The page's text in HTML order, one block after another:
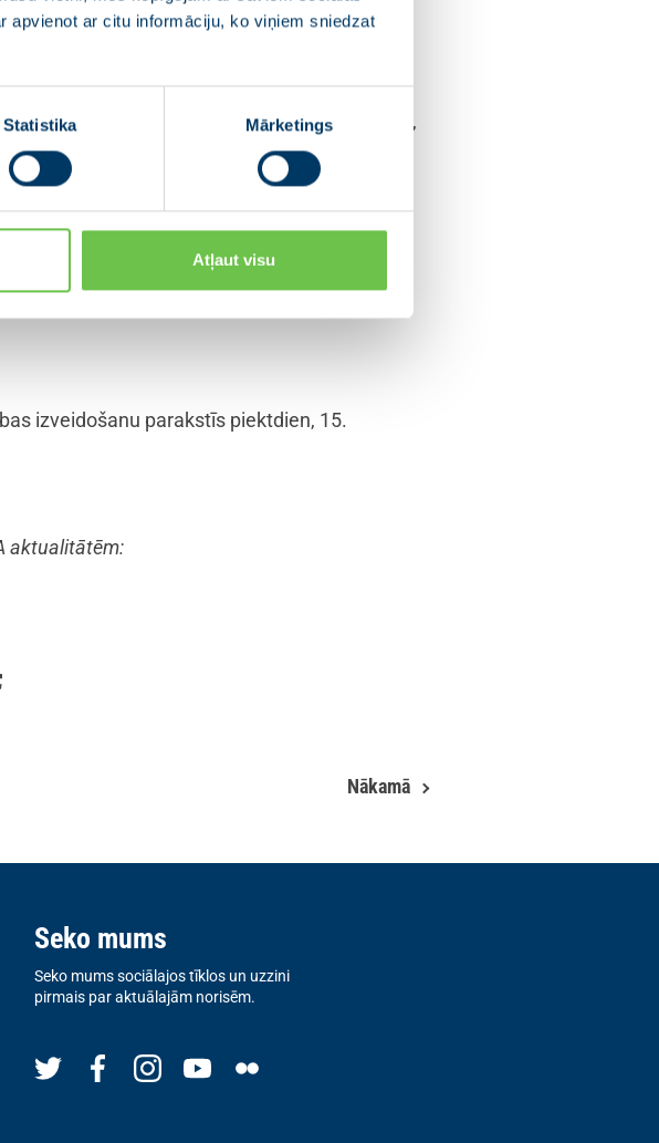
apvienot ar citu informāciju, ko viņiem sniedzat
Statistika Mārketings
Atļaut visu
“Zaļo un Zemnieku Savienība” un
kas jāpaveic līdz 2023. gada 31. decembrim,
refinansēšanas pakalpojumu plašākam
klientu pārejai starp kredītiestādēm;
un vardarbības ģimenē novēršanu un
izveidošanu parakstīs piektdien, 15.
aktualitātēm:
Nākamā
Seko mums
Seko mums sociālajos tīklos un uzzini
pirmais par aktuālajām norisēm.